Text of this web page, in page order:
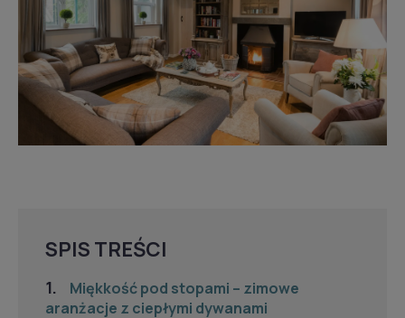
SPIS TREŚCI
Miękkość pod stopami – zimowe
aranżacje z ciepłymi dywanami